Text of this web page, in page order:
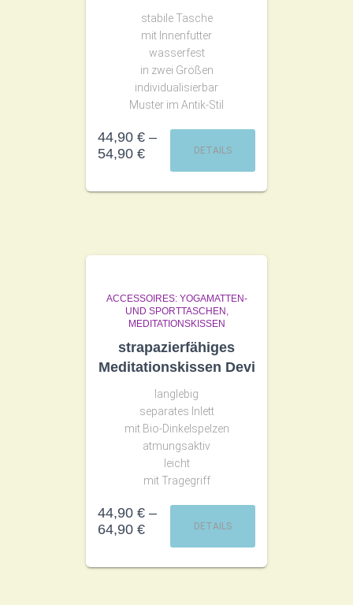
stabile Tasche
mit Innenfutter
wasserfest
in zwei Größen
individualisierbar
Muster im Antik-Stil
44,90 € –
54,90 € DETAILS
ACCESSOIRES: YOGAMATTEN-
UND SPORTTASCHEN,
MEDITATIONSKISSEN
strapazierfähiges
Meditationskissen Devi
langlebig
separates Inlett
mit Bio-Dinkelspelzen
atmungsaktiv
leicht
mit Tragegriff
44,90 € –
64,90 € DETAILS